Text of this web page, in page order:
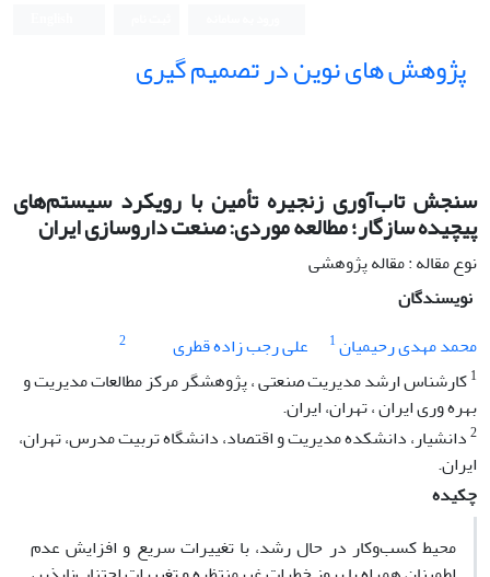
پژوهش های نوین در تصمیم گیری
سنجش تاب‌آوری زنجیره‌ تأمین با رویکرد سیستم‌های
پیچیده سازگار؛ مطالعه موردی: صنعت داروسازی ایران
نوع مقاله : مقاله پژوهشی
نویسندگان
محمد مهدی رحیمیان1 علی رجب زاده قطری
2
1کارشناس ارشد مدیریت صنعتی ، پژوهشگر مرکز مطالعات مدیریت و
بهره وری ایران ، تهران، ایران.
2دانشیار، دانشکده مدیریت و اقتصاد، دانشگاه تربیت مدرس، تهران،
ایران.
چکیده
محیط کسب‌و‌کار در حال رشد، با تغییرات سریع و افزایش عدم